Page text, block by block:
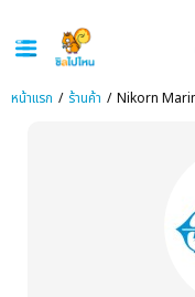
หน้าแรก ร้านค้า Nikorn